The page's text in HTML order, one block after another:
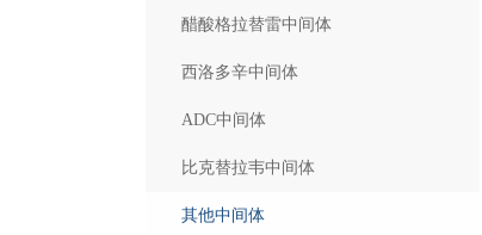
醋酸格拉替雷中间体
西洛多辛中间体
ADC中间体
比克替拉韦中间体
其他中间体